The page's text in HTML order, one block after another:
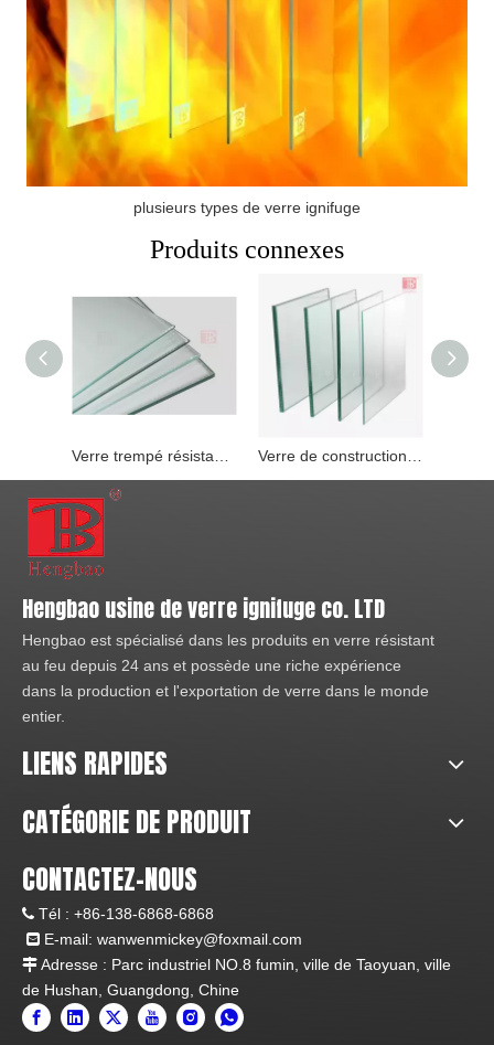
plusieurs types de verre ignifuge
Produits connexes
Hengbao usine de verre ignifuge co. LTD
Hengbao est spécialisé dans les produits en verre résistant
au feu depuis 24 ans et possède une riche expérience
dans la production et l'exportation de verre dans le monde
entier.
LIENS RAPIDES
CATÉGORIE DE PRODUIT
CONTACTEZ-NOUS
 Tél : +86-138-6868-6868
 E-mail: wanwenmickey@foxmail.com
 Adresse : Parc industriel NO.8 fumin, ville de Taoyuan, ville
de Hushan, Guangdong, Chine